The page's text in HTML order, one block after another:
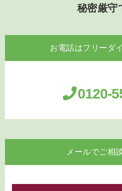
秘密厳守
お電話はフリーダ
0120-
メールでご相